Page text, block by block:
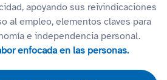
apoyando sus reivindicaciones
al empleo, elementos claves para
e independencia personal.
enfocada en las personas.